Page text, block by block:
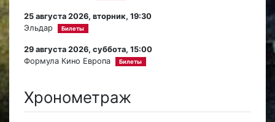
25 августа 2026, вторник, 19:30
Эльдар
Билеты
29 августа 2026, суббота, 15:00
Формула Кино Европа
Билеты
Хронометраж